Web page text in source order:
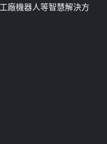
廠機器人等智慧解決方